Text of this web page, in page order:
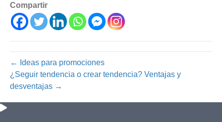
Compartir
← Ideas para promociones
¿Seguir tendencia o crear tendencia? Ventajas y
desventajas →